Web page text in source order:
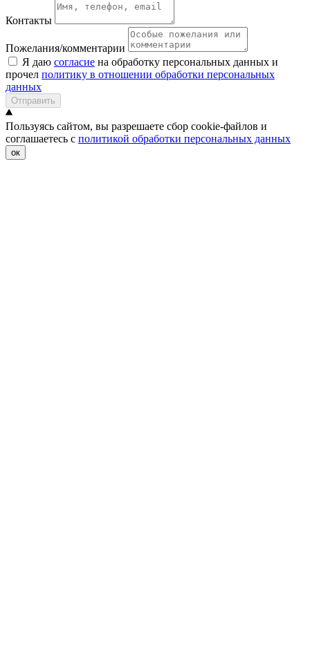
Контакты
Пожелания/комментарии
Я даю согласие на обработку персональных данных и
прочел политику в отношении обработки персональных
данных
Отправить
Пользуясь сайтом, вы разрешаете сбор cookie-файлов и
соглашаетесь с политикой обработки персональных данных
ок